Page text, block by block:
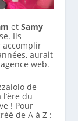
etSamy
Ils
accomplir
aurait
web.
de
du
! Pour
de A à Z :